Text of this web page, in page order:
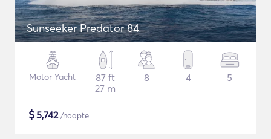
Sunseeker Predator 84
Motor Yacht
87 ft
27 m
8 4 5
$5,742/noapte